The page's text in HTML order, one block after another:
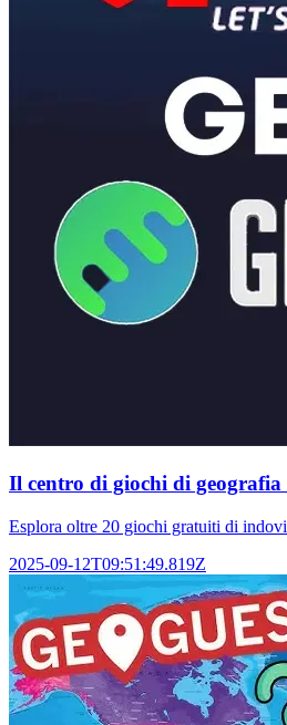
Il centro di giochi di
Esplora oltre 20 giochi gratuiti di
2025-09-12T09:51:49.819Z